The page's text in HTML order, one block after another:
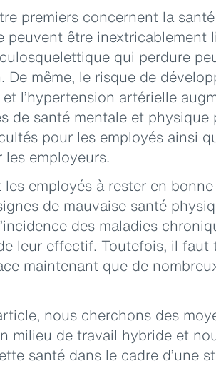
premiers concernent la
peuvent être inextricablement
qui perdure
De même, le risque de
et l’hypertension artérielle
de santé mentale et
pour les employés ainsi
employeurs.
employés à rester en
de mauvaise santé
des maladies
leur effectif. Toutefois, il
maintenant que de
nous cherchons des
milieu de travail hybride et
santé dans le cadre d’une